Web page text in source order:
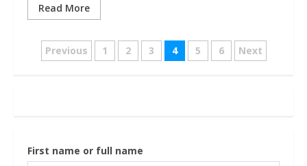
Read More
Navigazione
Previous 1 2 3 4 5 6 Next
First name or full name